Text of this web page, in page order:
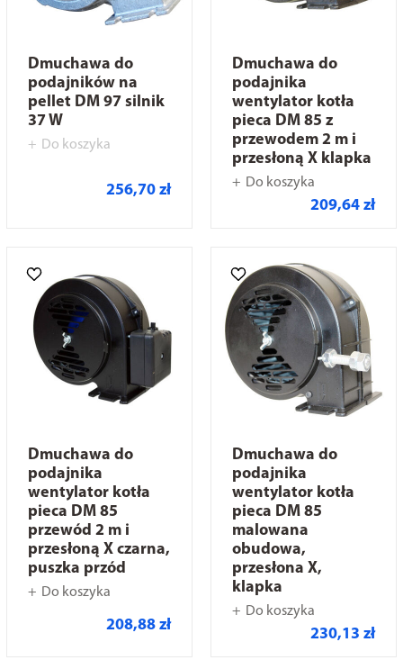
Dmuchawa do
podajników na
pellet DM 97 silnik
37 W
Do koszyka
256,70 zł
Dmuchawa do
podajnika
wentylator kotła
pieca DM 85 z
przewodem 2 m i
przesłoną X klapka
Do koszyka
209,64 zł
Dmuchawa do
podajnika
wentylator kotła
pieca DM 85
przewód 2 m i
przesłoną X czarna,
puszka przód
Do koszyka
208,88 zł
Dmuchawa do
podajnika
wentylator kotła
pieca DM 85
malowana
obudowa,
przesłona X,
klapka
Do koszyka
230,13 zł